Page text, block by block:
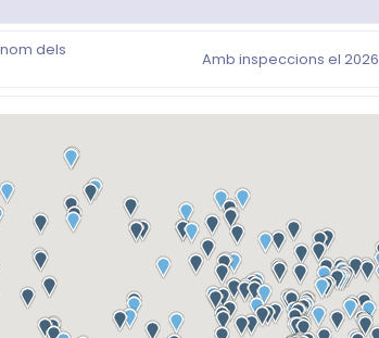
dels
Amb inspeccions el 2026